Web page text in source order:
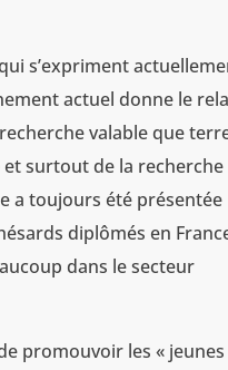
s’expriment
actuel donne le
valable que
et surtout de la recherche
a toujours été présentée
diplômés en
dans le secteur
promouvoir les « jeunes